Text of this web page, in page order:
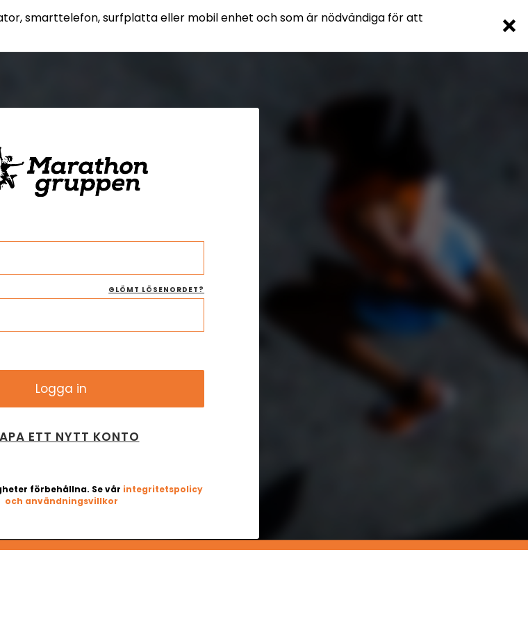
smarttelefon, surfplatta eller mobil enhet och som är nödvändiga för att
GLÖMT LÖSENORDET?
ETT NYTT KONTO
förbehållna. Se vår integritetspolicy
och användningsvillkor